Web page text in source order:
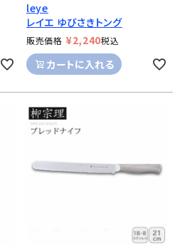
leye
レイエ ゆびさきトング
販売価格 ¥2,240税込
カートに入れる